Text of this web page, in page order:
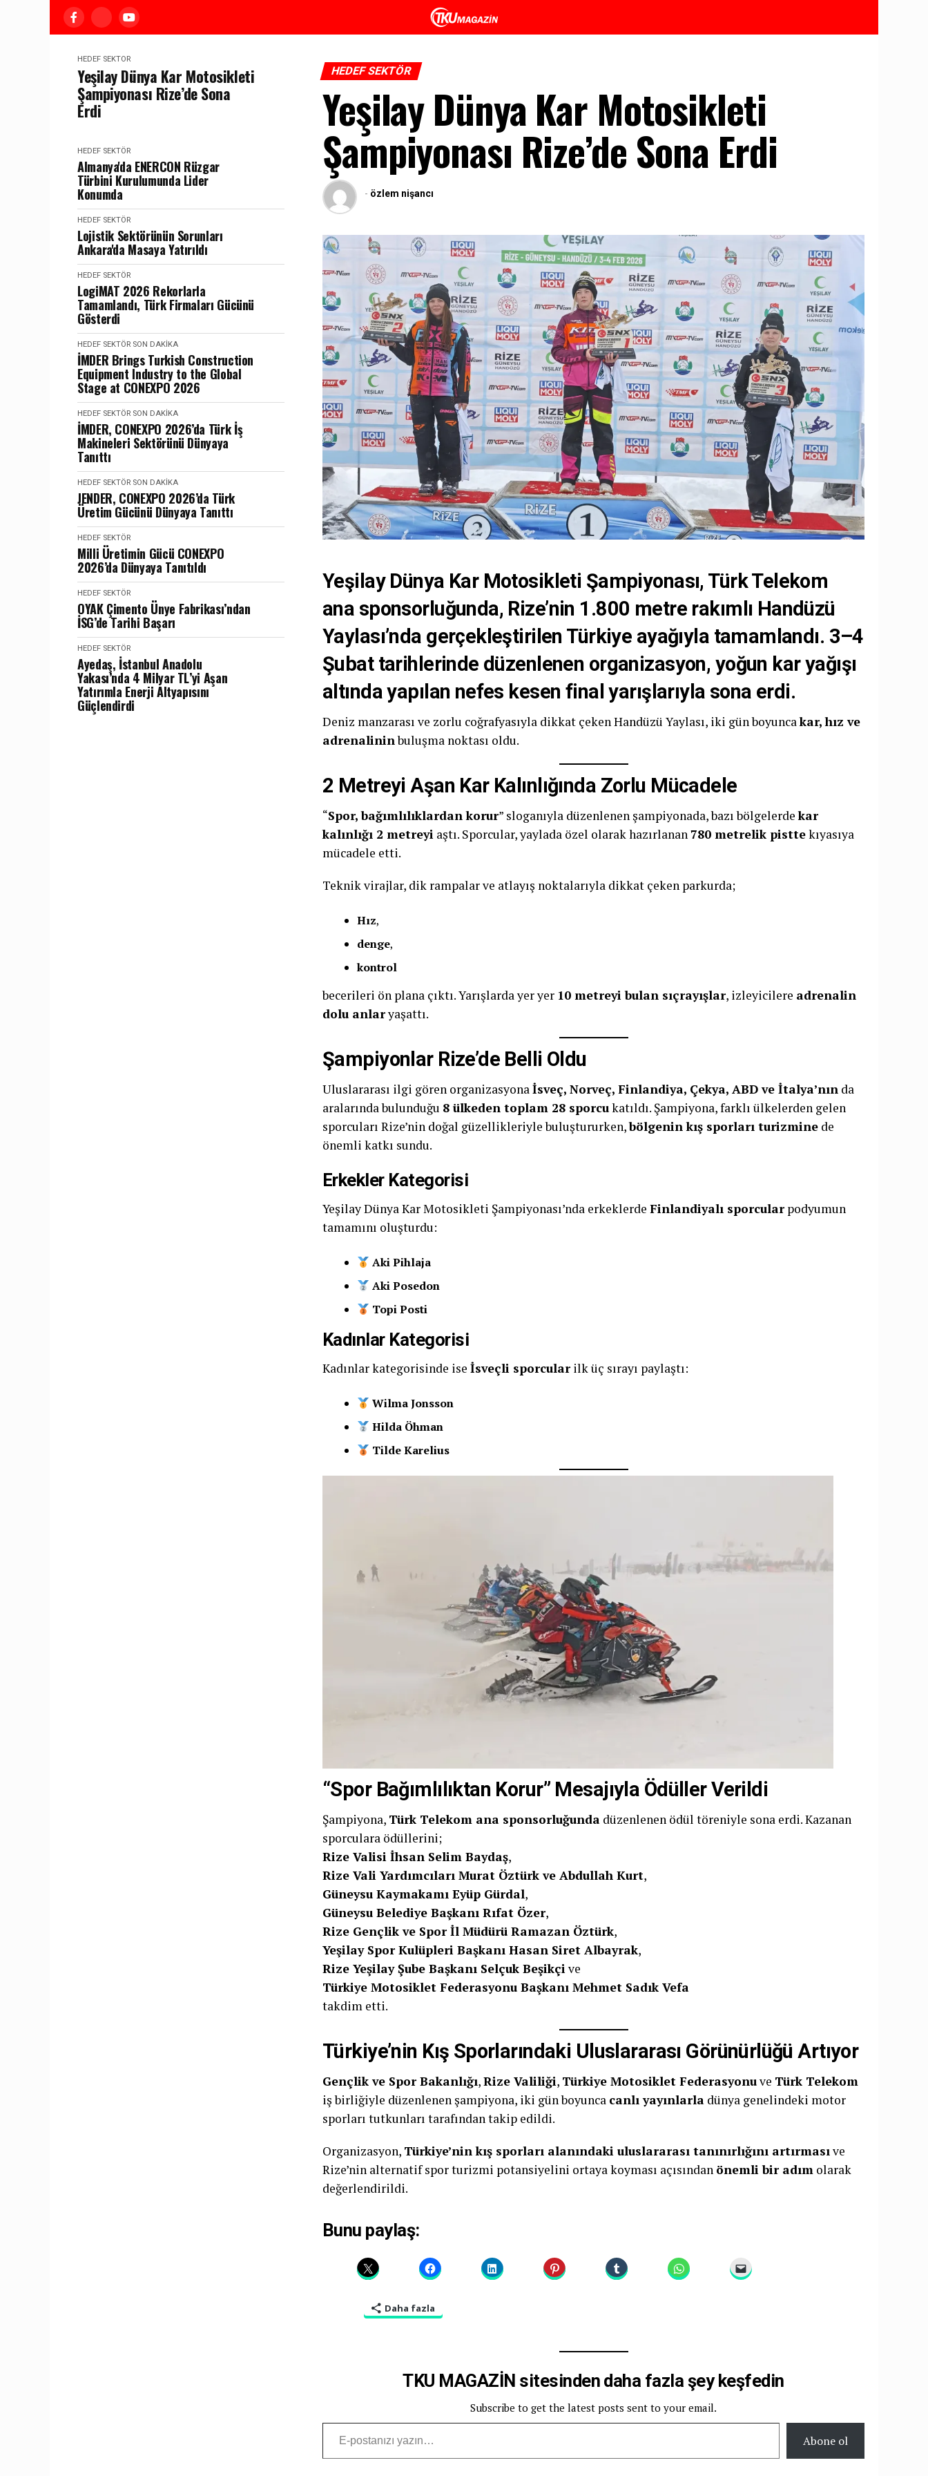
HEDEF SEKTÖR
Yeşilay Dünya Kar Motosikleti
Şampiyonası Rize’de Sona
Erdi
HEDEF SEKTÖR
Almanya'da ENERCON Rüzgar
Türbini Kurulumunda Lider
Konumda
HEDEF SEKTÖR
Lojistik Sektörünün Sorunları
Ankara'da Masaya Yatırıldı
HEDEF SEKTÖR
LogiMAT 2026 Rekorlarla
Tamamlandı, Türk Firmaları Gücünü
Gösterdi
HEDEF SEKTÖR SON DAKIKA
İMDER Brings Turkish Construction
Equipment Industry to the Global
Stage at CONEXPO 2026
HEDEF SEKTÖR SON DAKIKA
İMDER, CONEXPO 2026’da Türk İş
Makineleri Sektörünü Dünyaya
Tanıttı
HEDEF SEKTÖR SON DAKIKA
JENDER, CONEXPO 2026’da Türk
Üretim Gücünü Dünyaya Tanıttı
HEDEF SEKTÖR
Milli Üretimin Gücü CONEXPO
2026’da Dünyaya Tanıtıldı
HEDEF SEKTÖR
OYAK Çimento Ünye Fabrikası’ndan
İSG’de Tarihi Başarı
HEDEF SEKTÖR
Ayedaş, İstanbul Anadolu
Yakası’nda 4 Milyar TL’yi Aşan
Yatırımla Enerji Altyapısını
Güçlendirdi
HEDEF SEKTÖR
Yeşilay Dünya Kar Motosikleti
Şampiyonası Rize’de Sona Erdi
- özlem nişancı
Yeşilay Dünya Kar Motosikleti Şampiyonası, Türk Telekom
ana sponsorluğunda, Rize’nin 1.800 metre rakımlı Handüzü
Yaylası’nda gerçekleştirilen Türkiye ayağıyla tamamlandı. 3–4
Şubattarihlerinde düzenlenen organizasyon, yoğun kar yağışı
altında yapılan nefes kesen final yarışlarıyla sona erdi.
Deniz manzarası ve zorlu coğrafyasıyla dikkat çeken Handüzü Yaylası, iki gün boyuncakar, hız ve
adrenalininbuluşma noktası oldu.
2 Metreyi Aşan Kar Kalınlığında Zorlu Mücadele
“Spor, bağımlılıklardan korur” sloganıyla düzenlenen şampiyonada, bazı bölgelerdekar
kalınlığı 2 metreyi aştı. Sporcular, yaylada özel olarak hazırlanan780 metrelik pisttekıyasıya
mücadele etti.
Teknik virajlar, dik rampalar ve atlayış noktalarıyla dikkat çeken parkurda;
Hız,
denge,
kontrol
becerileri ön plana çıktı. Yarışlarda yer yer 10 metreyi bulan sıçrayışlar, izleyicilere adrenalin
dolu anlaryaşattı.
Şampiyonlar Rize’de Belli Oldu
Uluslararası ilgi gören organizasyonaİsveç, Norveç, Finlandiya, Çekya, ABD ve İtalya’nın da
aralarında bulunduğu 8 ülkeden toplam 28 sporcukatıldı. Şampiyona, farklı ülkelerden gelen
sporcuları Rize’nin doğal güzellikleriyle buluştururken,bölgenin kış sporları turizmine de
önemli katkı sundu.
Erkekler Kategorisi
Yeşilay Dünya Kar Motosikleti Şampiyonası’nda erkeklerde Finlandiyalı sporcularpodyumun
tamamını oluşturdu:
Aki Pihlaja
Aki Posedon
Topi Posti
Kadınlar Kategorisi
Kadınlar kategorisinde ise İsveçli sporcularilk üç sırayı paylaştı:
Wilma Jonsson
Hilda Öhman
Tilde Karelius
“Spor Bağımlılıktan Korur” Mesajıyla Ödüller Verildi
Şampiyona, Türk Telekom ana sponsorluğunda düzenlenen ödül töreniyle sona erdi. Kazanan
sporculara ödüllerini;
Rize Valisi İhsan Selim Baydaş,
Rize Vali Yardımcıları Murat Öztürk ve Abdullah Kurt,
Güneysu Kaymakamı Eyüp Gürdal,
Güneysu Belediye Başkanı Rıfat Özer,
Rize Gençlik ve Spor İl Müdürü Ramazan Öztürk,
Yeşilay Spor Kulüpleri Başkanı Hasan Siret Albayrak,
Rize Yeşilay Şube Başkanı Selçuk Beşikçive
Türkiye Motosiklet Federasyonu Başkanı Mehmet Sadık Vefa
takdim etti.
Türkiye’nin Kış Sporlarındaki Uluslararası Görünürlüğü Artıyor
Gençlik ve Spor Bakanlığı,Rize Valiliği, Türkiye Motosiklet Federasyonuve Türk Telekom
iş birliğiyle düzenlenen şampiyona, iki gün boyunca canlı yayınlarla dünya genelindeki motor
sporları tutkunları tarafından takip edildi.
Organizasyon, Türkiye’nin kış sporları alanındaki uluslararası tanınırlığını artırmasıve
Rize’nin alternatif spor turizmi potansiyelini ortaya koyması açısından önemli bir adım olarak
değerlendirildi.
Bunu paylaş:
Daha fazla
TKU MAGAZİN sitesinden daha fazla şey keşfedin
Subscribe to get the latest posts sent to your email.
E-postanızı yazın…
Abone ol